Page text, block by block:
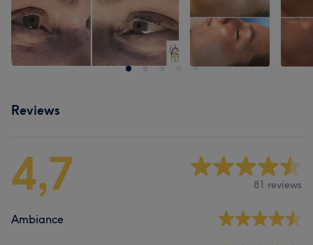
Reviews
4,7 81 reviews
Ambiance